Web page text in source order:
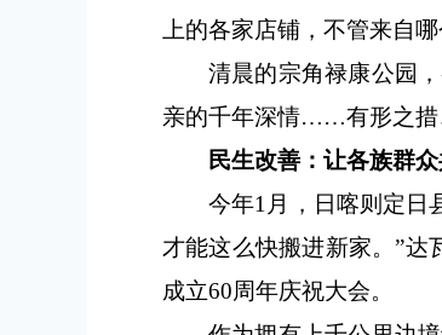
上的各家店铺，不管来自
清晨的宗角禄康公园
亲的千年深情……有形之措
民生改善：让各族群
今年1月，日喀则定日
才能这么快搬进新家。”达
成立60周年庆祝大会。